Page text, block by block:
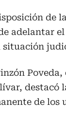
de
adelantar
situación
destacó
de